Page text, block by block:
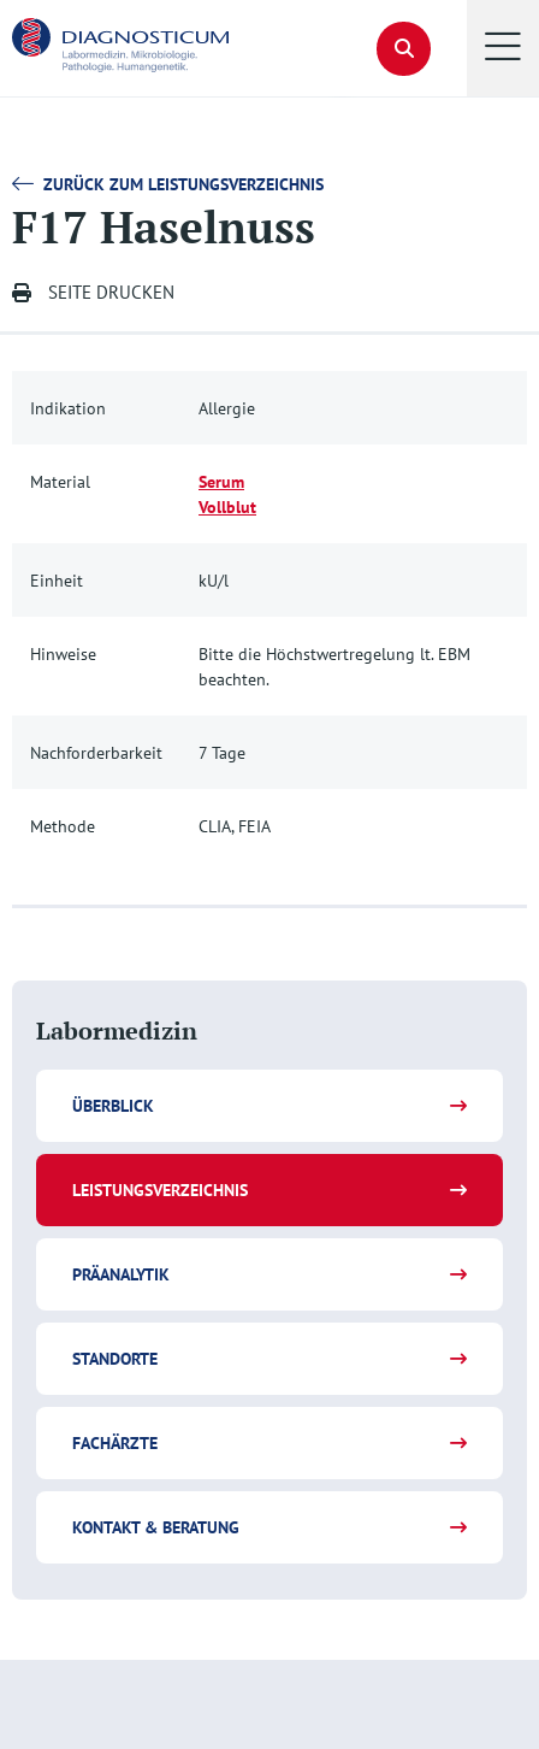
Labormedizin
ÜBERBLICK
LEISTUNGSVERZEICHNIS
PRÄANALYTIK
STANDORTE
FACHÄRZTE
KONTAKT & BERATUNG
ZURÜCK ZUM LEISTUNGSVERZEICHNIS
F17 Haselnuss
SEITE DRUCKEN
Indikation Allergie
Material
Serum
Vollblut
Einheit kU/l
Hinweise
Bitte die Höchstwertregelung lt. EBM
beachten.
Nachforderbarkeit 7 Tage
Methode CLIA, FEIA